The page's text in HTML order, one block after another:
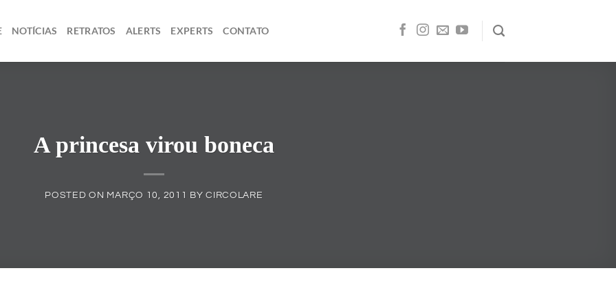
NOTÍCIAS RETRATOS ALERTS EXPERTS CONTATO
A princesa virou boneca
POSTED ON MARÇO 10, 2011 BYCIRCOLARE